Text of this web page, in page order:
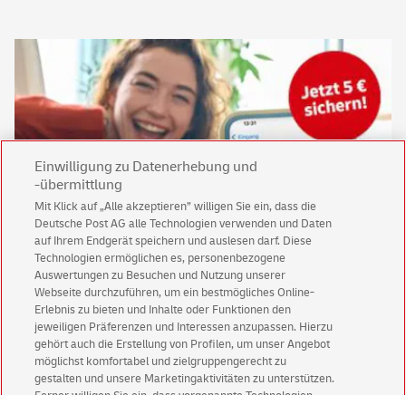
Keine News mehr verpassen!
Für den Shop-Newsletter anmelden und
Willkommensgutschein für eine Bestellung sichern.
Jetzt anmelden und Rabatt sichern
Einwilligung zu Datenerhebung und
-übermittlung
Mit Klick auf „Alle akzeptieren” willigen Sie ein, dass die
Deutsche Post AG alle Technologien verwenden und Daten
auf Ihrem Endgerät speichern und auslesen darf. Diese
Technologien ermöglichen es, personenbezogene
Auswertungen zu Besuchen und Nutzung unserer
Webseite durchzuführen, um ein bestmögliches Online-
Erlebnis zu bieten und Inhalte oder Funktionen den
jeweiligen Präferenzen und Interessen anzupassen. Hierzu
gehört auch die Erstellung von Profilen, um unser Angebot
möglichst komfortabel und zielgruppengerecht zu
gestalten und unsere Marketingaktivitäten zu unterstützen.